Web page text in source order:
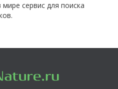
сервис для поиска